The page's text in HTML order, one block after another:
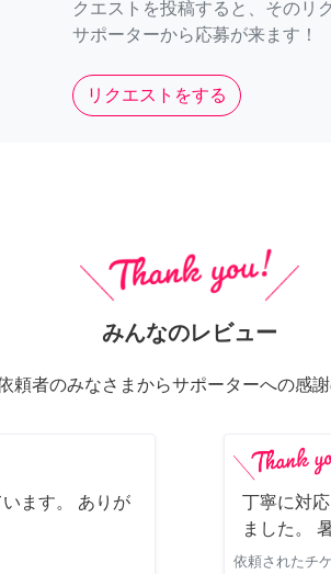
クエストを投稿すると、そのリ
サポーターから応募が来ます！
リクエストをする
みんなのレビュー
頼者のみなさまからサポーターへの感
ます。 ありが
丁寧に対
ました。
依頼されたチ